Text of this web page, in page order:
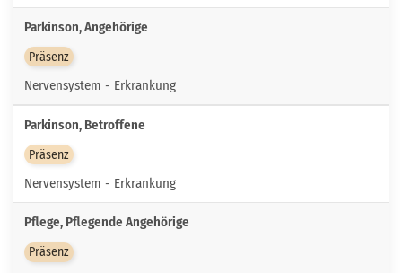
Parkinson, Angehörige
Präsenz
Nervensystem - Erkrankung
Parkinson, Betroffene
Präsenz
Nervensystem - Erkrankung
Pflege, Pflegende Angehörige
Präsenz